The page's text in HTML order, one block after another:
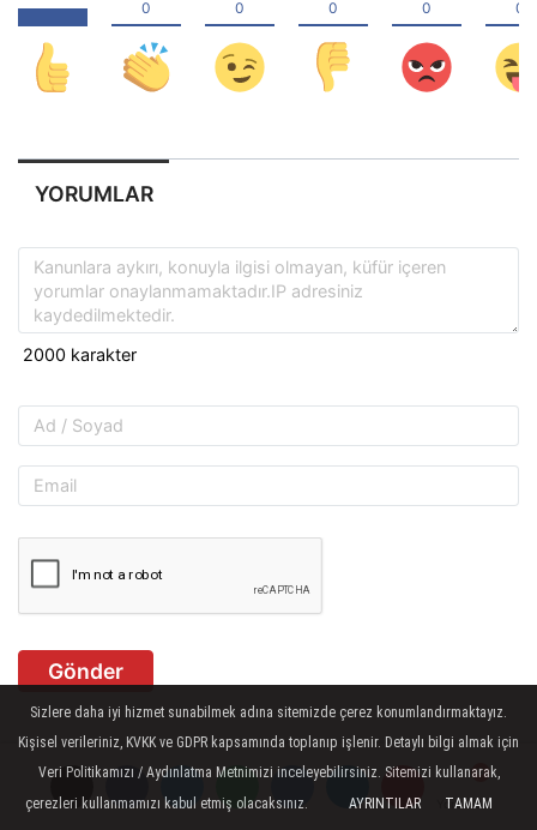
Yorumlar
Yorumlar
Yorumlar
YORUMLAR
Gönder
İLGINIZI ÇEKEBILIR
Sizlere daha iyi hizmet sunabilmek adına sitemizde çerez konumlandırmaktayız.
Kişisel verileriniz, KVKK ve GDPR kapsamında toplanıp işlenir. Detaylı bilgi almak için
Veri Politikamızı / Aydınlatma Metnimizi inceleyebilirsiniz. Sitemizi kullanarak,
çerezleri kullanmamızı kabul etmiş olacaksınız.
AYRINTILAR TAMAM